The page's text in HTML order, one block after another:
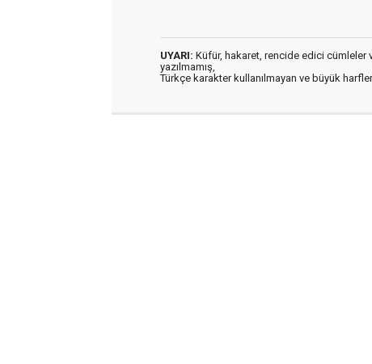
UYARI: Küfür, hakaret, rencide edici cümleler
yazılmamış,
Türkçe karakter kullanılmayan ve büyük